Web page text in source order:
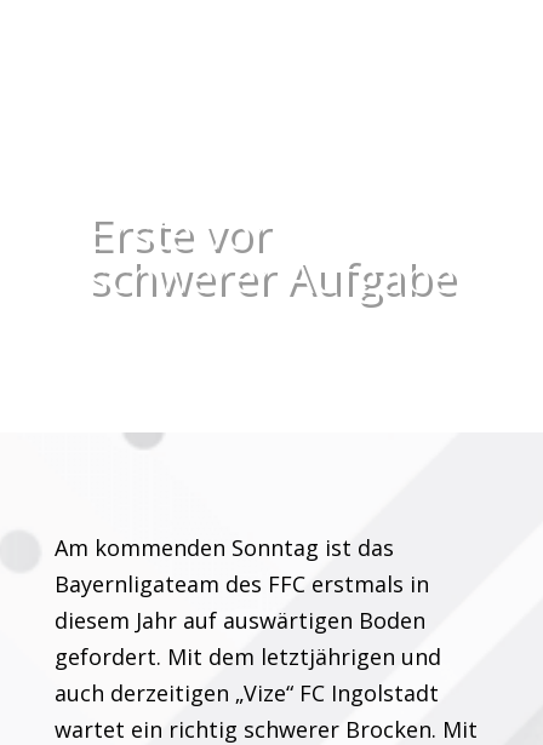
Erste vor
schwerer Aufgabe
Am kommenden Sonntag ist das
Bayernligateam des FFC erstmals in
diesem Jahr auf auswärtigen Boden
gefordert. Mit dem letztjährigen und
auch derzeitigen „Vize“ FC Ingolstadt
wartet ein richtig schwerer Brocken. Mit